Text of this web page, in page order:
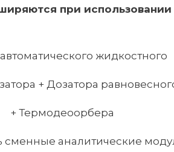
при использовании
жидкостного
+ Дозатора
+ Термодеоорбера
сменные аналитические